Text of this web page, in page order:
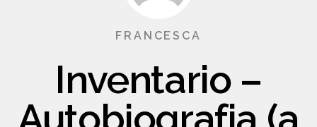
FRANCESCA
Inventario –